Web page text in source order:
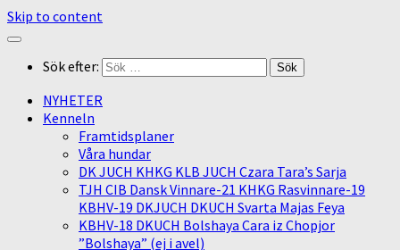
Skip to content
Sök efter:
NYHETER
Kenneln
Framtidsplaner
Våra hundar
DK JUCH KHKG KLB JUCH Czara Tara’s Sarja
TJH CIB Dansk Vinnare-21 KHKG Rasvinnare-19
KBHV-19 DKJUCH DKUCH Svarta Majas Feya
KBHV-18 DKUCH Bolshaya Cara iz Chopjor
”Bolshaya” (ej i avel)